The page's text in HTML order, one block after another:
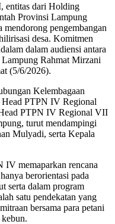
entitas dari Holding
Provinsi Lampung
mendorong pengembangan
desa. Komitmen
dalam audiensi antara
Rahmat Mirzani
(5/6/2026).
Kelembagaan
PTPN IV Regional
PTPN IV Regional VII
turut mendampingi
Mulyadi, serta Kepala
IV memaparkan rencana
berorientasi pada
serta dalam program
satu pendekatan yang
bersama para petani